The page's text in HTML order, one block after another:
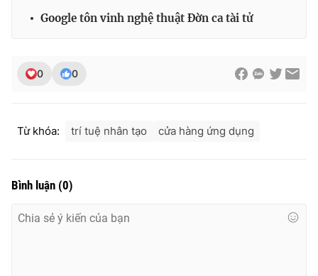
Google tôn vinh nghệ thuật Đờn ca tài tử
0 0
Từ khóa: trí tuệ nhân tạo cửa hàng ứng dụng
Bình luận (0)